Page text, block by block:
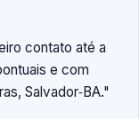
contato até a
e com
Salvador‑BA.